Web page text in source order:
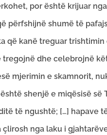
por është krijuar
përfshijnë shumë të
që kanë treguar
tregojnë dhe celebrojnë
mjerimin e skamnorit,
shenjë e miqësisë së
të ngushtë; […] hapave
çlirosh nga laku i